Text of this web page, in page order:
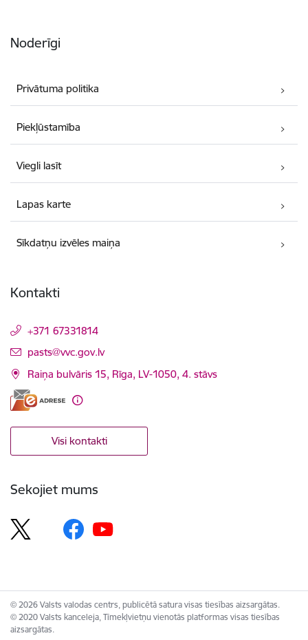
Noderīgi
Privātuma politika
Piekļūstamība
Viegli lasīt
Lapas karte
Sīkdatņu izvēles maiņa
Kontakti
+371 67331814
E-pasts:
pasts@vvc.gov.lv
Raiņa bulvāris 15, Rīga, LV-1050, 4. stāvs
Visi kontakti
Sekojiet mums
© 2026 Valsts valodas centrs, publicētā satura visas tiesības aizsargātas.
© 2020 Valsts kanceleja, Tīmekļvietņu vienotās platformas visas tiesības
aizsargātas.